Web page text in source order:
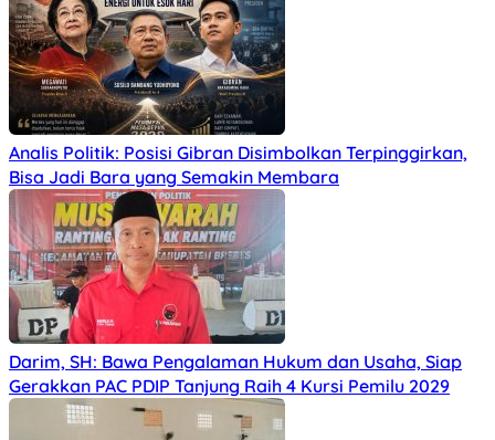
Analis Politik: Posisi Gibran Disimbolkan Terpinggirkan,
Bisa Jadi Bara yang Semakin Membara
Darim, SH: Bawa Pengalaman Hukum dan Usaha, Siap
Gerakkan PAC PDIP Tanjung Raih 4 Kursi Pemilu 2029